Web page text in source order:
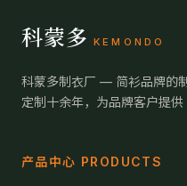
科蒙多 KEMONDO
科蒙多制衣厂 — 简衫品牌的
定制十余年，为品牌客户提供
产品中心 PRODUCTS